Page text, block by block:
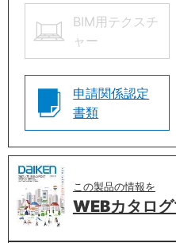
BIM用テクスチ
ャー
申請関係認定
書類
この製品の情報を
WEBカタロ